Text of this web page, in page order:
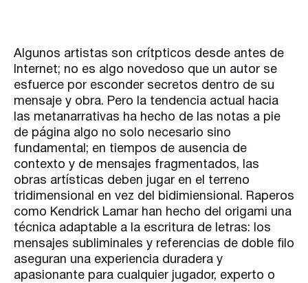
Algunos artistas son crítpticos desde antes de
Internet; no es algo novedoso que un autor se
esfuerce por esconder secretos dentro de su
mensaje y obra. Pero la tendencia actual hacia
las metanarrativas ha hecho de las notas a pie
de página algo no solo necesario sino
fundamental; en tiempos de ausencia de
contexto y de mensajes fragmentados, las
obras artísticas deben jugar en el terreno
tridimensional en vez del bidimiensional. Raperos
como Kendrick Lamar han hecho del origami una
técnica adaptable a la escritura de letras: los
mensajes subliminales y referencias de doble filo
aseguran una experiencia duradera y
apasionante para cualquier jugador, experto o